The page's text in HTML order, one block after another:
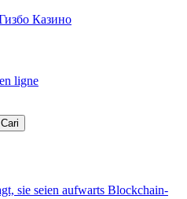
Казино
ligne
Cari
sie seien aufwarts Blockchain-